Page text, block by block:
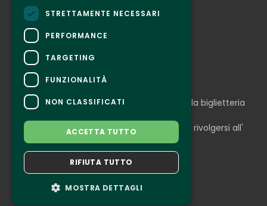
Facebook
Connect
CONTATTI
Per informazioni e supporto all'acquisto della biglietteria
Per informazioni sul programma e l'evento, rivolgersi all'
organizzatore
Dichiarazione di accessibilità
STRETTAMENTE NECESSARI
PERFORMANCE
TARGETING
FUNZIONALITÀ
NON CLASSIFICATI
ACCETTA TUTTO
RIFIUTA TUTTO
MOSTRA DETTAGLI